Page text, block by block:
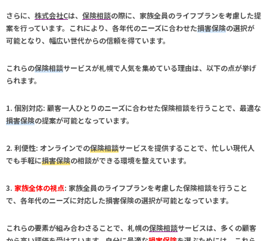
さらに、 株式会社Cは、 保険相談の際に、家族全員のライフプランを考慮した提
案を行っています。これにより、各年代のニーズに合わせた損害保険の選択が
可能となり、幅広い世代からの信頼を得ています。
これらの保険相談サービスが札幌で人気を集めている理由は、以下の点が挙げ
られます。
1. 個別対応: 顧客一人ひとりのニーズに合わせた保険相談を行うことで、最適な
損害保険の提案が可能となっています。
2. 利便性: オンラインでの保険相談サービスを提供することで、忙しい現代人
でも手軽に損害保険の相談ができる環境を整えています。
3. 家族全体の視点: 家族全員のライフプランを考慮した保険相談を行うこと
で、各年代のニーズに対応した損害保険の選択が可能となっています。
これらの要素が組み合わさることで、 札幌の保険相談サービスは、多くの顧客